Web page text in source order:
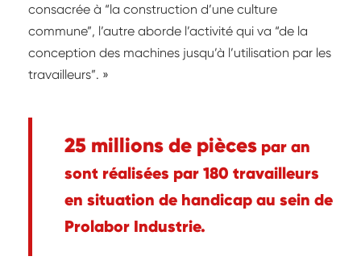
consacrée à “la construction d’une culture
commune”, l’autre aborde l’activité qui va “de la
conception des machines jusqu’à l’utilisation par les
travailleurs”. »
25 millions de pièces par an
sont réalisées par 180 travailleurs
en situation de handicap au sein de
Prolabor Industrie.